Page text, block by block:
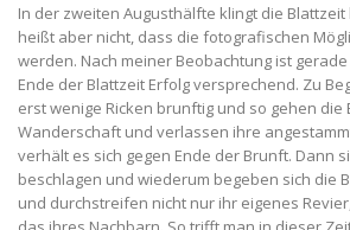
In der zweiten Augusthälfte klingt die Blattzeit
heißt aber nicht, dass die fotografischen
werden. Nach meiner Beobachtung ist
Ende der Blattzeit Erfolg versprechend. Zu
erst wenige Ricken brunftig und so gehen die
Wanderschaft und verlassen ihre
verhält es sich gegen Ende der Brunft. Dann
beschlagen und wiederum begeben sich die
und durchstreifen nicht nur ihr eigenes